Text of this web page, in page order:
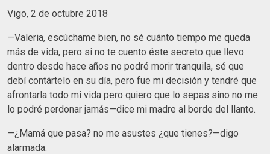
Vigo, 2 de octubre 2018
—Valeria, escúchame bien, no sé cuánto tiempo me queda
más de vida, pero si no te cuento éste secreto que llevo
dentro desde hace años no podré morir tranquila, sé que
debí contártelo en su día, pero fue mi decisión y tendré que
afrontarla todo mi vida pero quiero que lo sepas sino no me
lo podré perdonar jamás—dice mi madre al borde del llanto.
—¿Mamá que pasa? no me asustes ¿que tienes?—digo
alarmada.